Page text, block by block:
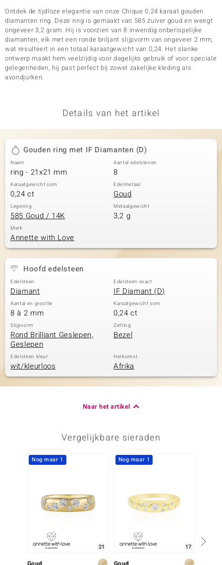
Ontdek de tijdloze elegantie van onze Chique 0,24 karaat gouden
diamanten ring. Deze ring is gemaakt van 585 zuiver goud en weegt
ongeveer 3,2 gram. Hij is voorzien van 8 inwendig onberispelijke
diamanten, elk met een ronde briljant slijpvorm van ongeveer 2 mm,
wat resulteert in een totaal karaatgewicht van 0,24. Het slanke
ontwerp maakt hem veelzijdig voor dagelijks gebruik of voor speciale
gelegenheden, hij past perfect bij zowel zakelijke kleding als
avondjurken.
Details van het artikel
Gouden ring met IF Diamanten (D)
Naam
ring - 21x21 mm
Aantal edelstenen
8
Karaatgewicht som
0,24 ct
Edelmetaal
Goud
Legering
585 Goud / 14K
Metaalgewicht
3,2 g
Merk
Annette with Love
Hoofd edelsteen
Edelsteen
Diamant
Edelsteen exact
IF Diamant (D)
Aantal en grootte
8 à 2 mm
Karaatgewicht som
0,24 ct
Slijpvorm
Rond Brilliant Geslepen,
Geslepen
Zetting
Bezel
Edelsteen kleur
wit/kleurloos
Herkomst
Afrika
Naar het artikel
Vergelijkbare sieraden
Nog maar 1
21
Nog maar 1
17